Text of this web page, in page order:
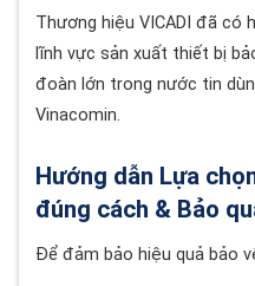
Thương hiệu VICADI đã có
lĩnh vực sản xuất thiết bị
đoàn lớn trong nước tin
Vinacomin.
Hướng dẫn Lựa
đúng cách & Bảo
Để đảm bảo hiệu quả bảo